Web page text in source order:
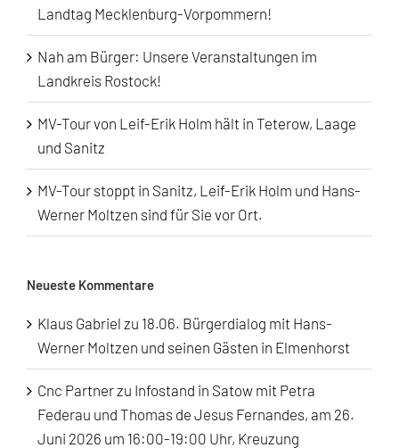
Landtag Mecklenburg-Vorpommern!
Nah am Bürger: Unsere Veranstaltungen im
Landkreis Rostock!
MV-Tour von Leif-Erik Holm hält in Teterow, Laage
und Sanitz
MV-Tour stoppt in Sanitz, Leif-Erik Holm und Hans-
Werner Moltzen sind für Sie vor Ort.
Neueste Kommentare
Klaus Gabriel zu 18.06. Bürgerdialog mit Hans-
Werner Moltzen und seinen Gästen in Elmenhorst
Cnc Partnerzu Infostand in Satow mit Petra
Federau und Thomas de Jesus Fernandes, am 26.
Juni 2026 um 16:00-19:00 Uhr, Kreuzung